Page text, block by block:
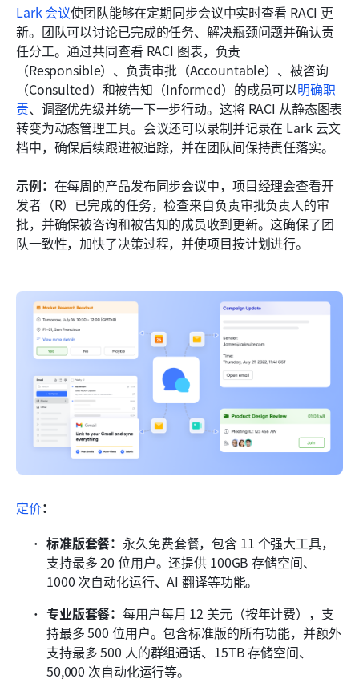
Lark 会议使团队能够在定期同步会议中实时查看 RACI 更
新。团队可以讨论已完成的任务、解决瓶颈问题并确认责
任分工。通过共同查看 RACI 图表，负责
（Responsible）、负责审批（Accountable）、被咨询
（Consulted）和被告知（Informed）的成员可以明确职
责、调整优先级并统一下一步行动。这将 RACI 从静态图表
转变为动态管理工具。会议还可以录制并记录在 Lark 云文
档中，确保后续跟进被追踪，并在团队间保持责任落实。
示例： 在每周的产品发布同步会议中，项目经理会查看开
发者（R）已完成的任务，检查来自负责审批负责人的审
批，并确保被咨询和被告知的成员收到更新。这确保了团
队一致性，加快了决策过程，并使项目按计划进行。
定价：
标准版套餐： 永久免费套餐，包含 11 个强大工具，
支持最多 20 位用户。还提供 100GB 存储空间、
1000 次自动化运行、AI 翻译等功能。
专业版套餐：每用户每月 12 美元（按年计费），支
持最多 500 位用户。包含标准版的所有功能，并额外
支持最多 500 人的群组通话、15TB 存储空间、
50,000 次自动化运行等。